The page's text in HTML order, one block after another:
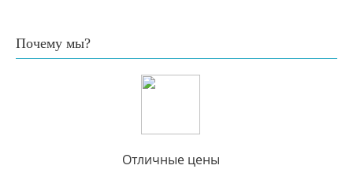
Почему мы?
Отличные цены